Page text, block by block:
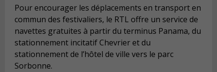
Pour encourager les déplacements en transport en
commun des festivaliers, le RTL offre un service de
navettes gratuites à partir du terminus Panama, du
stationnement incitatif Chevrier et du
stationnement de l’hôtel de ville vers le parc
Sorbonne.